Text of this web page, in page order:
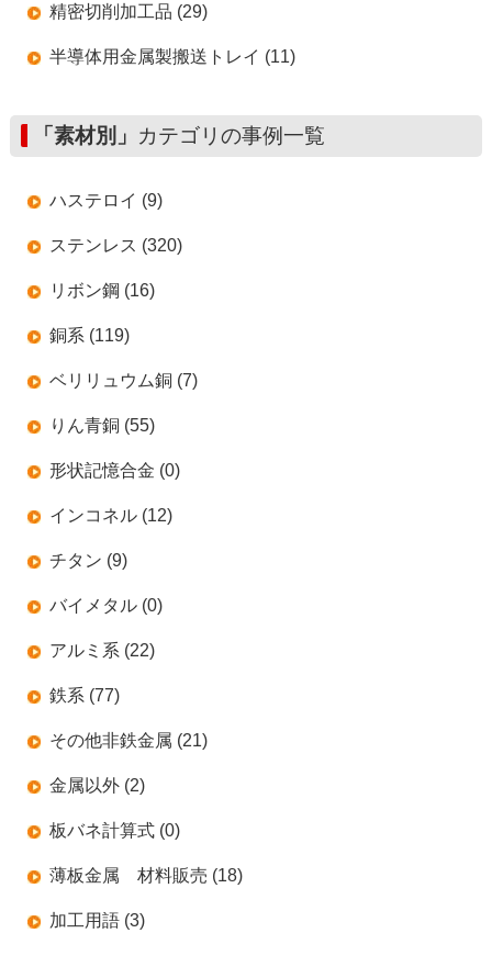
精密切削加工品 (29)
半導体用金属製搬送トレイ (11)
「素材別」 カテゴリの事例一覧
ハステロイ (9)
ステンレス (320)
リボン鋼 (16)
銅系 (119)
ベリリュウム銅 (7)
りん青銅 (55)
形状記憶合金 (0)
インコネル (12)
チタン (9)
バイメタル (0)
アルミ系 (22)
鉄系 (77)
その他非鉄金属 (21)
金属以外 (2)
板バネ計算式 (0)
薄板金属 材料販売 (18)
加工用語 (3)